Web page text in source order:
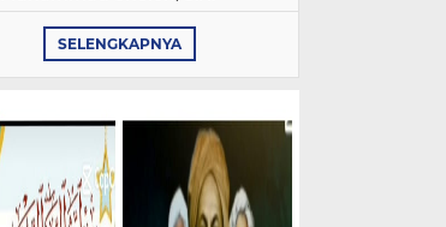
SELENGKAPNYA